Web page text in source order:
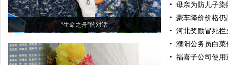
“生命之舟”的对话
母亲为防儿子
豪车降价价格
河北奖励冒死
濮阳公务员白
福喜子公司使